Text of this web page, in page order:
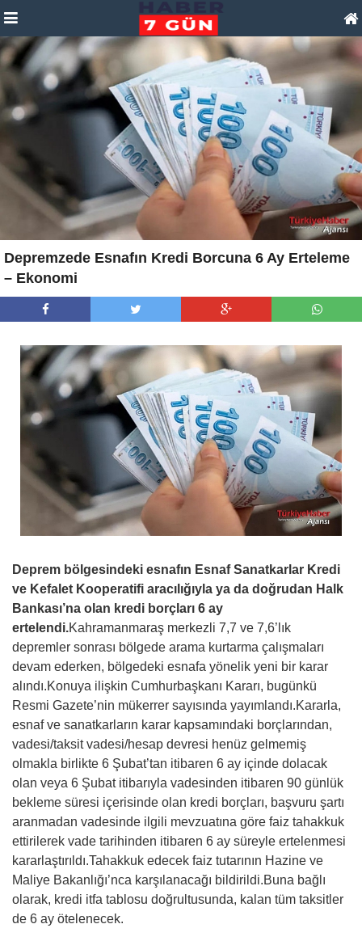
Depremzede Esnafın Kredi Borcuna 6 Ay Erteleme
– Ekonomi
Deprem bölgesindeki esnafın Esnaf Sanatkarlar Kredi
ve Kefalet Kooperatifi aracılığıyla ya da doğrudan Halk
Bankası’na olan kredi borçları 6 ay
ertelendi.Kahramanmaraş merkezli 7,7 ve 7,6’lık
depremler sonrası bölgede arama kurtarma çalışmaları
devam ederken, bölgedeki esnafa yönelik yeni bir karar
alındı.Konuya ilişkin Cumhurbaşkanı Kararı, bugünkü
Resmi Gazete’nin mükerrer sayısında yayımlandı.Kararla,
esnaf ve sanatkarların karar kapsamındaki borçlarından,
vadesi/taksit vadesi/hesap devresi henüz gelmemiş
olmakla birlikte 6 Şubat’tan itibaren 6 ay içinde dolacak
olan veya 6 Şubat itibarıyla vadesinden itibaren 90 günlük
bekleme süresi içerisinde olan kredi borçları, başvuru şartı
aranmadan vadesinde ilgili mevzuatına göre faiz tahakkuk
ettirilerek vade tarihinden itibaren 6 ay süreyle ertelenmesi
kararlaştırıldı.Tahakkuk edecek faiz tutarının Hazine ve
Maliye Bakanlığı’nca karşılanacağı bildirildi.Buna bağlı
olarak, kredi itfa tablosu doğrultusunda, kalan tüm taksitler
de 6 ay ötelenecek.